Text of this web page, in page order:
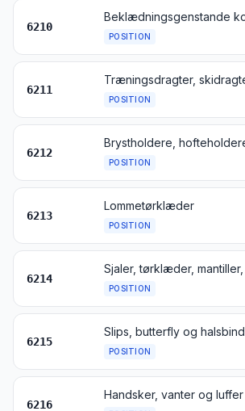
6210
POSITION
6211
POSITION
6212
POSITION
6213
Lommetørklæder
POSITION
6214
POSITION
6215
Slips, butterfly og halsbind
POSITION
6216
Handsker, vanter og luffer